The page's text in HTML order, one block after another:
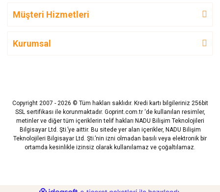
Müşteri Hizmetleri
Kurumsal
Copyright 2007 - 2026 © Tüm hakları saklıdır. Kredi kartı bilgileriniz 256bit
SSL sertifikası ile korunmaktadır. Goprint.com.tr ‘de kullanılan resimler,
metinler ve diğer tüm içeriklerin telif hakları NADU Bilişim Teknolojileri
Bilgisayar Ltd. Şti.’ye aittir. Bu sitede yer alan içerikler, NADU Bilişim
Teknolojileri Bilgisayar Ltd. Şti.’nin izni olmadan basılı veya elektronik bir
ortamda kesinlikle izinsiz olarak kullanılamaz ve çoğaltılamaz.